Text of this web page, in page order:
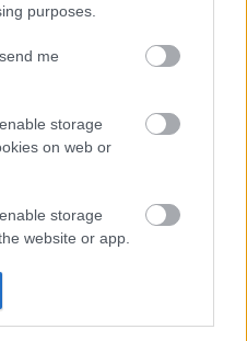
purposes.
me
storage
on web or
storage
website or app.
storage